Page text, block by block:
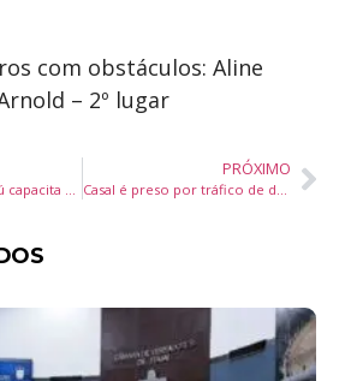
com obstáculos: Aline
– 2º lugar
Balneário Camboriú capacita servidores para uso da Central de Intérpretes em Libras
PRÓXIMO
Casal é preso por tráfico de drogas em ação da Guarda Municipal de Balneário Camboriú